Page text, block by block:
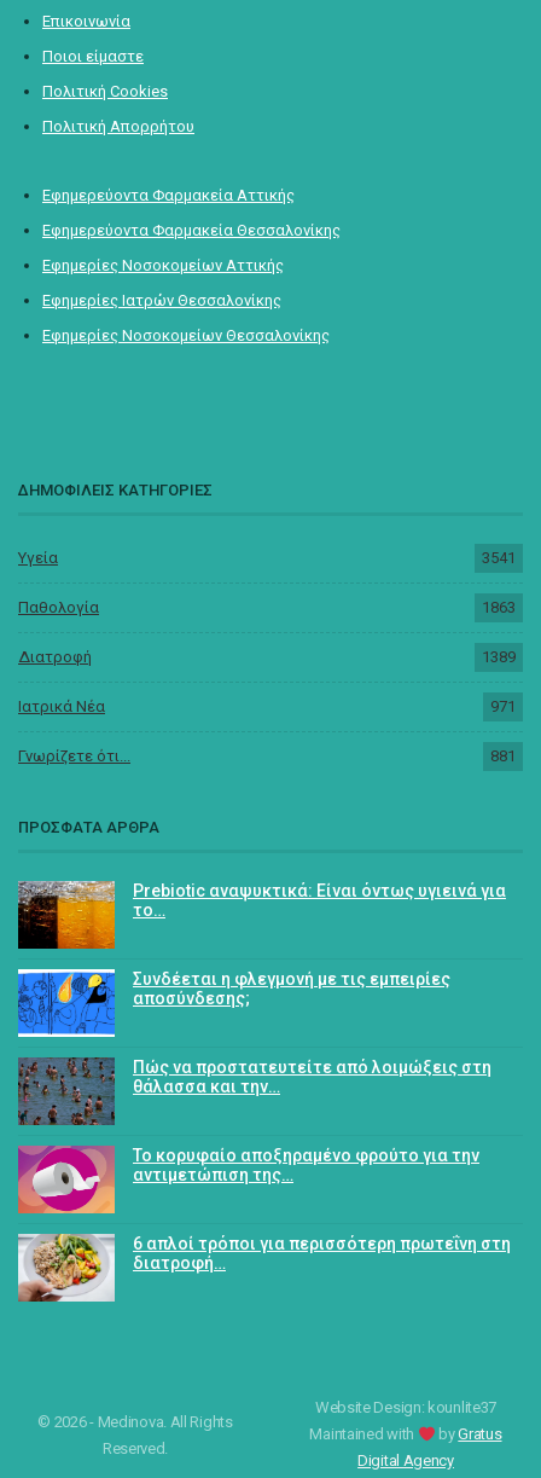
Επικοινωνία
Ποιοι είμαστε
Πολιτική Cookies
Πολιτική Απορρήτου
Εφημερεύοντα Φαρμακεία Αττικής
Εφημερεύοντα Φαρμακεία Θεσσαλονίκης
Εφημερίες Νοσοκομείων Αττικής
Εφημερίες Ιατρών Θεσσαλονίκης
Εφημερίες Νοσοκομείων Θεσσαλονίκης
ΔΗΜΟΦΙΛΕΙΣ ΚΑΤΗΓΟΡΙΕΣ
Υγεία 3541
Παθολογία 1863
Διατροφή 1389
Ιατρικά Νέα 971
Γνωρίζετε ότι... 881
ΠΡΟΣΦΑΤΑ ΑΡΘΡΑ
Prebiotic αναψυκτικά: Είναι όντως υγιεινά για
το…
Συνδέεται η φλεγμονή με τις εμπειρίες
αποσύνδεσης;
Πώς να προστατευτείτε από λοιμώξεις στη
θάλασσα και την…
Το κορυφαίο αποξηραμένο φρούτο για την
αντιμετώπιση της…
6 απλοί τρόποι για περισσότερη πρωτεΐνη στη
διατροφή…
© 2026 - Medinova. All Rights
Reserved.
Website Design: kounlite37
Maintained with
byGratus
Digital Agency